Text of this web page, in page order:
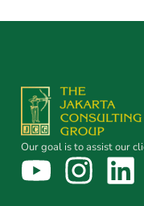
Our goal is to assist our